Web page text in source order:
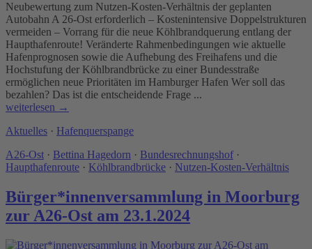
Neubewertung zum Nutzen-Kosten-Verhältnis der geplanten
Autobahn A 26-Ost erforderlich – Kostenintensive Doppelstrukturen
vermeiden – Vorrang für die neue Köhlbrandquerung entlang der
Haupthafenroute! Veränderte Rahmenbedingungen wie aktuelle
Hafenprognosen sowie die Aufhebung des Freihafens und die
Hochstufung der Köhlbrandbrücke zu einer Bundesstraße
ermöglichen neue Prioritäten im Hamburger Hafen Wer soll das
bezahlen? Das ist die entscheidende Frage ...
weiterlesen →
Aktuelles · Hafenquerspange
A26-Ost · Bettina Hagedorn · Bundesrechnungshof ·
Haupthafenroute · Köhlbrandbrücke · Nutzen-Kosten-Verhältnis
Bürger*innenversammlung in Moorburg
zur A26-Ost am 23.1.2024